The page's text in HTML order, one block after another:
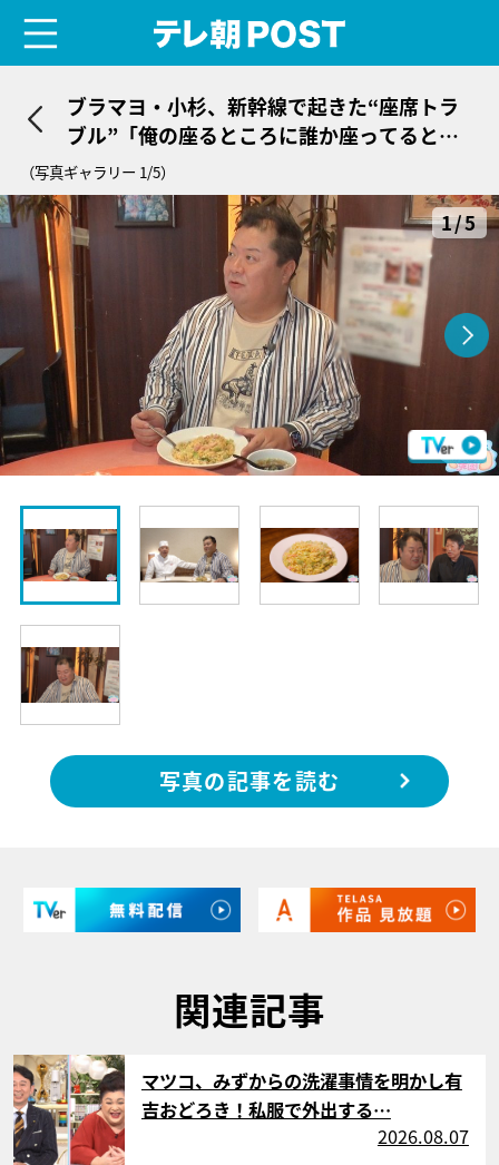
ブラマヨ・小杉、新幹線で起きた“座席トラ
ブル”「俺の座るところに誰か座ってると思
って…」
（写真ギャラリー 1/5）
1/5
写真の記事を読む
関連記事
サムネイル
マツコ、みずからの洗濯事情を明かし有
吉おどろき！私服で外出する…
2026.08.07